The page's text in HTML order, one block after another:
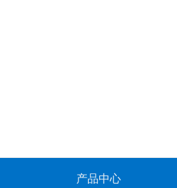
产品中心